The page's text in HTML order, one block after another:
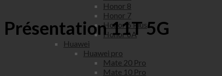
Honor 8
Honor 7
Honor 6 Plus
Honor 6A
Huawei
Huawei pro
Mate 20 Pro
Mate 10 Pro
Présentation 11T 5G